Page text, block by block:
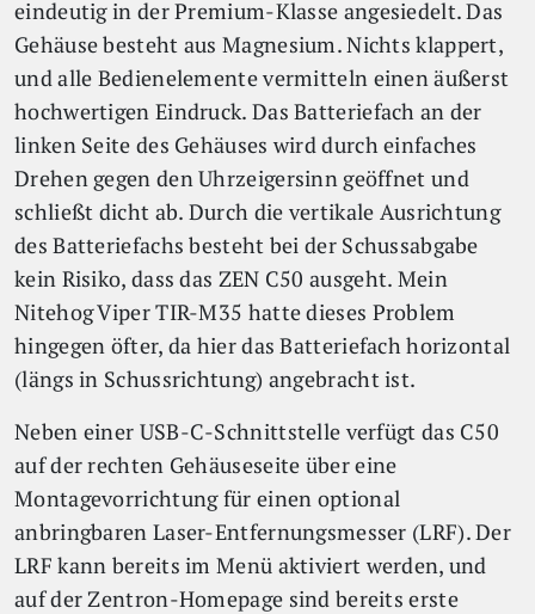
eindeutig in der Premium-Klasse angesiedelt. Das
Gehäuse besteht aus Magnesium. Nichts klappert,
und alle Bedienelemente vermitteln einen äußerst
hochwertigen Eindruck. Das Batteriefach an der
linken Seite des Gehäuses wird durch einfaches
Drehen gegen den Uhrzeigersinn geöffnet und
schließt dicht ab. Durch die vertikale Ausrichtung
des Batteriefachs besteht bei der Schussabgabe
kein Risiko, dass das ZEN C50 ausgeht. Mein
Nitehog Viper TIR-M35 hatte dieses Problem
hingegen öfter, da hier das Batteriefach horizontal
(längs in Schussrichtung) angebracht ist.
Neben einer USB-C-Schnittstelle verfügt das C50
auf der rechten Gehäuseseite über eine
Montagevorrichtung für einen optional
anbringbaren Laser-Entfernungsmesser (LRF). Der
LRF kann bereits im Menü aktiviert werden, und
auf der Zentron-Homepage sind bereits erste